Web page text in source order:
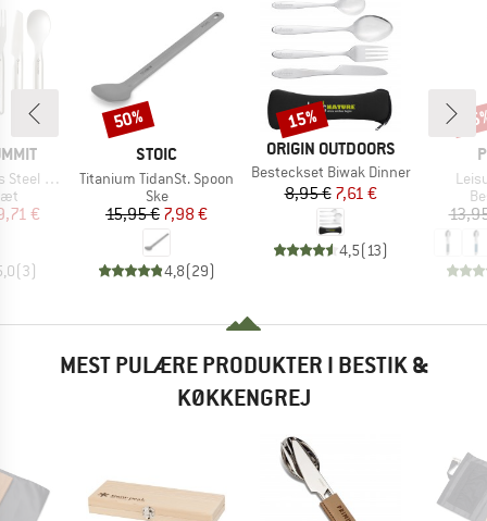
Set
pris
€
(3)
MÆRKE
STOIC
Artikel
Titanium TidanSt. Spoon
Produktgruppe
Ske
Pris
15,95 €Nedsat pris
7,98 €
4,8(29)
Rabat
50%
MÆRKE
ORIGIN OUTDOORS
Artikel
Besteckset Biwak Dinner
Pris
8,95 €Nedsat pris
7,61 €
4,5(13)
Rabat
15%
MEST PULÆRE PRODUKTER I BESTIK &
KØKKENGREJ